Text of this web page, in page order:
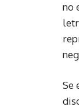
no
Se